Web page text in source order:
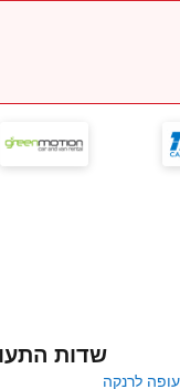
שדות
לרנקה